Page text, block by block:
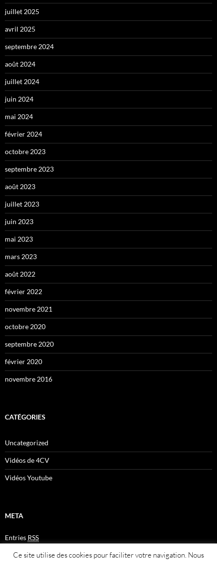
juillet 2025
avril 2025
septembre 2024
août 2024
juillet 2024
juin 2024
mai 2024
février 2024
octobre 2023
septembre 2023
août 2023
juillet 2023
juin 2023
mai 2023
mars 2023
août 2022
février 2022
novembre 2021
octobre 2020
septembre 2020
février 2020
novembre 2016
CATÉGORIES
Uncategorized
Vidéos de 4CV
Vidéos Youtube
META
Entries RSS
CommentsRSS
Plan du site
Ce site utilise des cookies pour faciliter votre navigation. Nous